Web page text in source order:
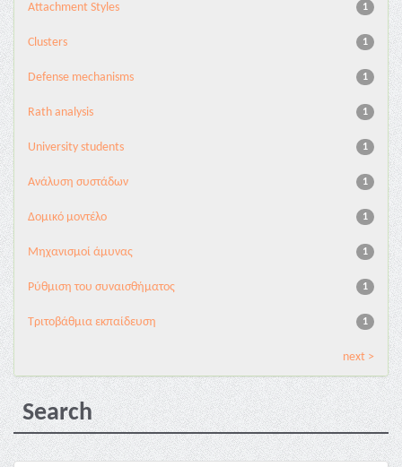
1
Attachment Styles
1
Clusters
1
Defense mechanisms
1
Rath analysis
1
University students
1
Ανάλυση συστάδων
1
Δομικό μοντέλο
1
Μηχανισμοί άμυνας
1
Ρύθμιση του συναισθήματος
1
Τριτοβάθμια εκπαίδευση
next >
Search